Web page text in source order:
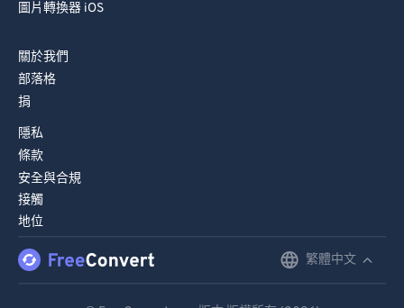
圖片轉換器 iOS
關於我們
部落格
捐
隱私
條款
安全與合規
接觸
地位
繁體中文